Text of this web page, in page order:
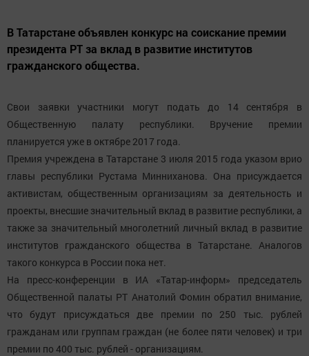
В Татарстане объявлен конкурс на соискание премии
президента РТ за вклад в развитие институтов
гражданского общества.
Свои заявки участники могут подать до 14 сентября в
Общественную палату республики. Вручение премии
планируется уже в октябре 2017 года.
Премия учреждена в Татарстане 3 июля 2015 года указом врио
главы республики Рустама Минниханова. Она присуждается
активистам, общественным организациям за деятельность и
проекты, внесшие значительный вклад в развитие республики, а
также за значительный многолетний личный вклад в развитие
институтов гражданского общества в Татарстане. Аналогов
такого конкурса в России пока нет.
На пресс-конференции в ИА «Татар-информ» председатель
Общественной палаты РТ Анатолий Фомин обратил внимание,
что будут присуждаться две премии по 250 тыс. рублей
гражданам или группам граждан (не более пяти человек) и три
премии по 400 тыс. рублей - организациям.